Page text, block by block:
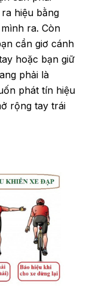
hiệu bằng
ra. Còn
cần giơ cánh
hoặc bạn giữ
phải là
phát tín hiệu
rộng tay trái